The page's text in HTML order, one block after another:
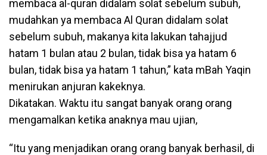
membaca al-quran didalam solat sebelum subuh,
mudahkan ya membaca Al Quran didalam solat
sebelum subuh, makanya kita lakukan tahajjud
hatam 1 bulan atau 2 bulan, tidak bisa ya hatam 6
bulan, tidak bisa ya hatam 1 tahun,” kata mBah Yaqin
menirukan anjuran kakeknya.
Dikatakan. Waktu itu sangat banyak orang orang
mengamalkan ketika anaknya mau ujian,
“Itu yang menjadikan orang orang banyak berhasil, di